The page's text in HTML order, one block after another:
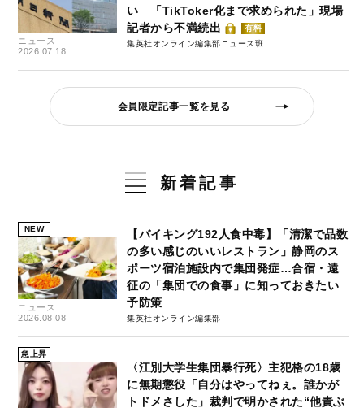
ニュース
2026.07.18
い 「TikToker化まで求められた」現場
記者から不満続出
有料
集英社オンライン編集部ニュース班
会員限定記事一覧を見る
新着記事
NEW
ニュース
2026.08.08
【バイキング192人食中毒】「清潔で品数
の多い感じのいいレストラン」静岡のス
ポーツ宿泊施設内で集団発症…合宿・遠
征の「集団での食事」に知っておきたい
予防策
集英社オンライン編集部
急上昇
〈江別大学生集団暴行死〉主犯格の18歳
に無期懲役「自分はやってねぇ。誰かが
トドメさした」裁判で明かされた“他責ぶ